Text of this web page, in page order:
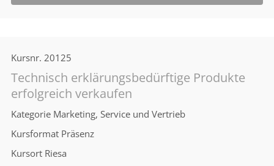
Kursnr. 20125
Technisch erklärungsbedürftige Produkte
erfolgreich verkaufen
Kategorie Marketing, Service und Vertrieb
Kursformat Präsenz
Kursort Riesa